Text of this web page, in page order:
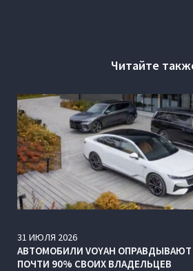
Читайте
31 ИЮЛЯ 2026
АВТОМОБИЛИ VOYAH
ПОЧТИ 90% СВОИХ ВЛАДЕЛЬЦЕВ